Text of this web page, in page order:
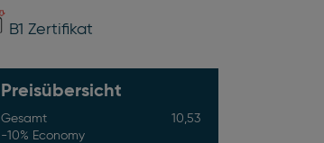
B1 Zertifikat
Preisübersicht
Gesamt
10,53
-10% Economy